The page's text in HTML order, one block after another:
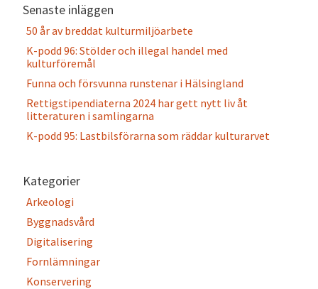
Senaste inläggen
50 år av breddat kulturmiljöarbete
K-podd 96: Stölder och illegal handel med
kulturföremål
Funna och försvunna runstenar i Hälsingland
Rettigstipendiaterna 2024 har gett nytt liv åt
litteraturen i samlingarna
K-podd 95: Lastbilsförarna som räddar kulturarvet
Kategorier
Arkeologi
Byggnadsvård
Digitalisering
Fornlämningar
Konservering